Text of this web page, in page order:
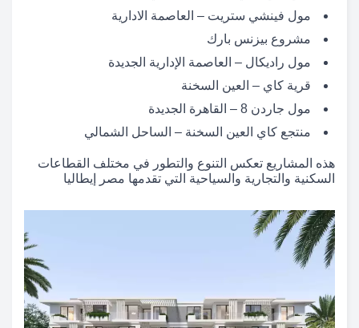
مول فينشي ستريت – العاصمة الادارية
مشروع بيزنس بارك
مول راديكال – العاصمة الإدارية الجديدة
قرية كاي – العين السخنة
مول جاردن 8 – القاهرة الجديدة
منتجع كاي العين السخنة – الساحل الشمالي
هذه المشاريع تعكس التنوع والتطور في مختلف القطاعات
السكنية والتجارية والسياحية التي تقدمها مصر إيطاليا